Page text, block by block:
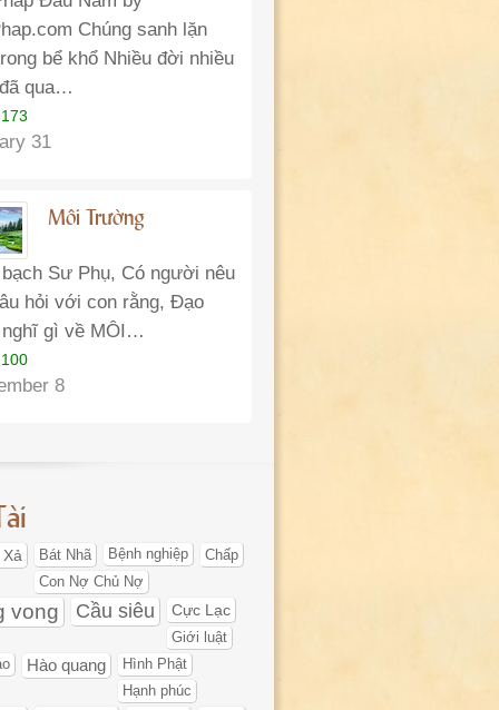
Chúng sanh lặn
bể khổ Nhiều đời nhiều
qua…
31
Môi Trường
Sư Phụ, Có người nêu
hỏi với con rằng, Đạo
nghĩ gì về MÔI…
8
Bát Nhã Bệnh nghiệp Chấp
Con Nợ Chủ Nợ
vong Cầu siêu Cực Lạc
Giới luật
Hào quang
Hình Phật
Hạnh phúc